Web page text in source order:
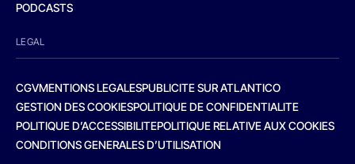
PODCASTS
LEGAL
CGVMENTIONS LEGALESPUBLICITE SUR ATLANTICO
GESTION DES COOKIESPOLITIQUE DE CONFIDENTIALITE
POLITIQUE D’ACCESSIBILITEPOLITIQUE RELATIVE AUX COOKIES
CONDITIONS GENERALES D’UTILISATION